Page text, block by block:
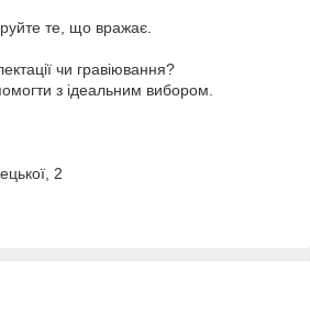
те, що вражає.
чи гравіювання?
з ідеальним вибором.
2